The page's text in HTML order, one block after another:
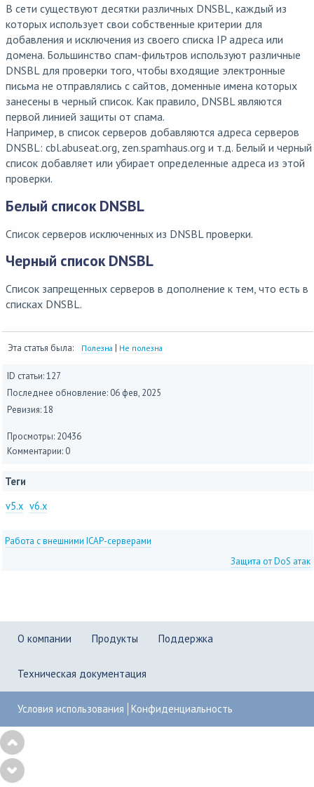
В сети существуют десятки различных DNSBL, каждый из
которых использует свои собственные критерии для
добавления и исключения из своего списка IP адреса или
домена. Большинство спам-фильтров используют различные
DNSBL для проверки того, чтобы входящие электронные
письма не отправлялись с сайтов, доменные имена которых
занесены в черный список. Как правило, DNSBL являются
первой линией защиты от спама.
Например, в список серверов добавляются адреса серверов
DNSBL: cbl.abuseat.org, zen.spamhaus.org и т.д. Белый и черный
список добавляет или убирает определенные адреса из этой
проверки.
Белый список DNSBL
Список серверов исключенных из DNSBL проверки.
Черный список DNSBL
Список запрещенных серверов в дополнение к тем, что есть в
списках DNSBL.
Эта статья была: Полезна | Не полезна
ID статьи: 127
Последнее обновление: 06 фев, 2025
Ревизия: 18
Просмотры: 20436
Комментарии: 0
Теги
v5.x v6.x
Работа с внешними ICAP-серверами
Защита от DoS атак
О компании Продукты Поддержка
Техническая документация
Условия использования Конфиденциальность